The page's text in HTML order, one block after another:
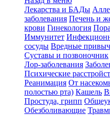
Лекарства и БАДы
заболевания Печень и
крови Гинекология
Иммунитет
сосуды Вредные
Суставы и позвоночник
Лор-заболевания
Психические
Реанимация От
полостью рта) Кашель
Простуда, грипп
Обезболивающие